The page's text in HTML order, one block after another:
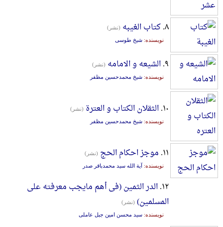
۸. کتاب الغیبه (نشر)
نویسنده: شیخ طوسی
۹. الشیعه و الامامه (نشر)
نویسنده: شیخ محمدحسین مظفر
۱۰. الثقلان الکتاب و العترة (نشر)
نویسنده: شیخ محمدحسین مظفر
۱۱. موجز احکام الحج (نشر)
نویسنده: آیة الله سید محمدباقر صدر
۱۲. الدر الثمین (فی أهم مایجب معرفته علی
المسلمین) (نشر)
نویسنده: سید محسن امین جبل عاملی